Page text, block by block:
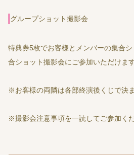
グループショット撮影会
特典券5枚でお客様とメンバーの集合
合ショット撮影会にご参加いただけます
※お客様の両隣は各部終演後くじで決ま
※撮影会注意事項を一読してご参加くだ